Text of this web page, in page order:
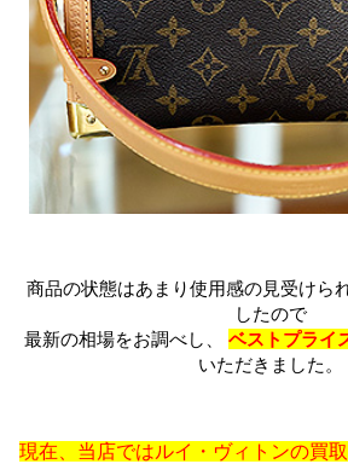
商品の状態はあまり使用感の見受けら
したので
最新の相場をお調べし、 ベストプライ
いただきました。
現在、当店ではルイ・ヴィトンの買